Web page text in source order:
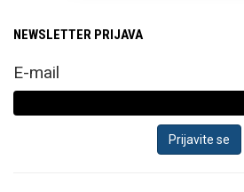
NEWSLETTER PRIJAVA
E-mail